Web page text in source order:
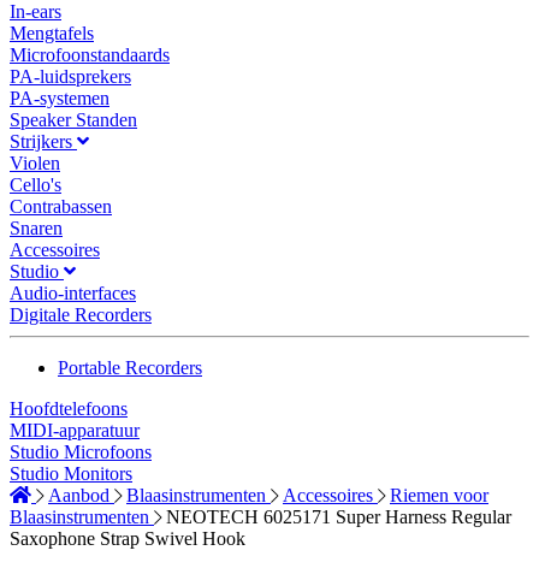
In-ears
Mengtafels
Microfoonstandaards
PA-luidsprekers
PA-systemen
Speaker Standen
Strijkers
Violen
Cello's
Contrabassen
Snaren
Accessoires
Studio
Audio-interfaces
Digitale Recorders
Portable Recorders
Hoofdtelefoons
MIDI-apparatuur
Studio Microfoons
Studio Monitors
Aanbod
Blaasinstrumenten Accessoires
Riemen voor
Blaasinstrumenten
NEOTECH 6025171 Super Harness Regular
Saxophone Strap Swivel Hook